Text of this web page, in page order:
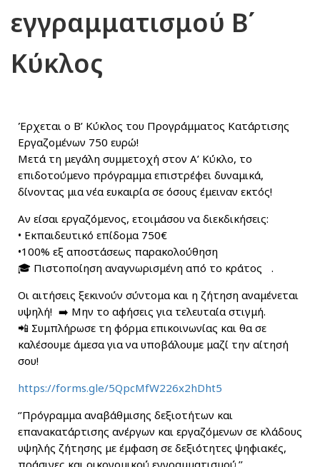
εγγραμματισμού Β΄
Κύκλος
Έρχεται ο Β’ Κύκλος του Προγράμματος Κατάρτισης
Εργαζομένων 750 ευρώ!
Μετά τη μεγάλη συμμετοχή στον Α’ Κύκλο, το
επιδοτούμενο πρόγραμμα επιστρέφει δυναμικά,
δίνοντας μια νέα ευκαιρία σε όσους έμειναν εκτός!
Αν είσαι εργαζόμενος, ετοιμάσου να διεκδικήσεις:
• Εκπαιδευτικό επίδομα 750€
•100% εξ αποστάσεως παρακολούθηση
🎓 Πιστοποίηση αναγνωρισμένη από το κράτος .
Οι αιτήσεις ξεκινούν σύντομα και η ζήτηση αναμένεται
υψηλή! ➡️ Μην το αφήσεις για τελευταία στιγμή.
📲 Συμπλήρωσε τη φόρμα επικοινωνίας και θα σε
καλέσουμε άμεσα για να υποβάλουμε μαζί την αίτησή
σου!
https://forms.gle/5QpcMfW226x2hDht5
‘’Πρόγραμμα αναβάθμισης δεξιοτήτων και
επανακατάρτισης ανέργων και εργαζόμενων σε κλάδους
υψηλής ζήτησης με έμφαση σε δεξιότητες ψηφιακές,
πράσινες και οικονομικού εγγραμματισμού.’’